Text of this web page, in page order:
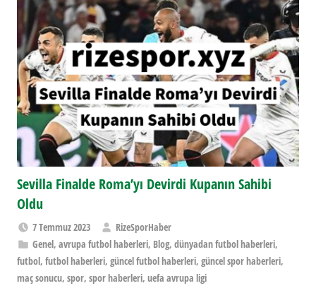
Sevilla Finalde Roma’yı Devirdi Kupanın Sahibi
Oldu
7 Temmuz 2023
RizeSporHaber
Genel,avrupa futbol haberleri, Blog,dünyadan futbol haberleri,
futbol, futbol haberleri, güncel futbol haberleri, güncel spor haberleri,
maç sonucu, spor, spor haberleri, uefa avrupa ligi